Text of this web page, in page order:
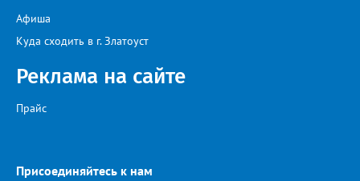
Афиша
Куда сходить в г. Златоуст
Реклама на сайте
Прайс
Присоединяйтесь к нам